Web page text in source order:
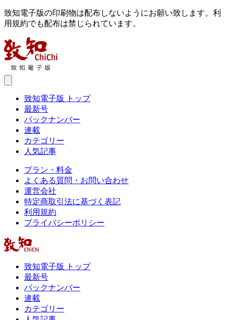
致知電子版の印刷物は配布しないようにお願い致します。利
用規約でも配布は禁じられています。
致知電子版 トップ
最新号
バックナンバー
連載
カテゴリー
人気記事
プラン・料金
よくある質問・お問い合わせ
運営会社
特定商取引法に基づく表記
利用規約
プライバシーポリシー
致知電子版 トップ
最新号
バックナンバー
連載
カテゴリー